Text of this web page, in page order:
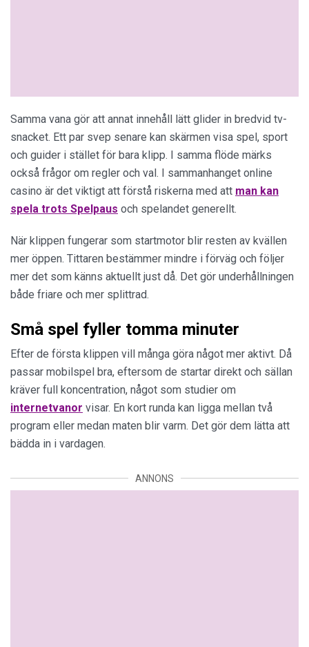
Samma vana gör att annat innehåll lätt glider in bredvid tv-
snacket. Ett par svep senare kan skärmen visa spel, sport
och guider i stället för bara klipp. I samma flöde märks
också frågor om regler och val. I sammanhanget online
casino är det viktigt att förstå riskerna med att man kan
spela trots Spelpaus och spelandet generellt.
När klippen fungerar som startmotor blir resten av kvällen
mer öppen. Tittaren bestämmer mindre i förväg och följer
mer det som känns aktuellt just då. Det gör underhållningen
både friare och mer splittrad.
Små spel fyller tomma minuter
Efter de första klippen vill många göra något mer aktivt. Då
passar mobilspel bra, eftersom de startar direkt och sällan
kräver full koncentration, något som studier om
internetvanor visar. En kort runda kan ligga mellan två
program eller medan maten blir varm. Det gör dem lätta att
bädda in i vardagen.
ANNONS